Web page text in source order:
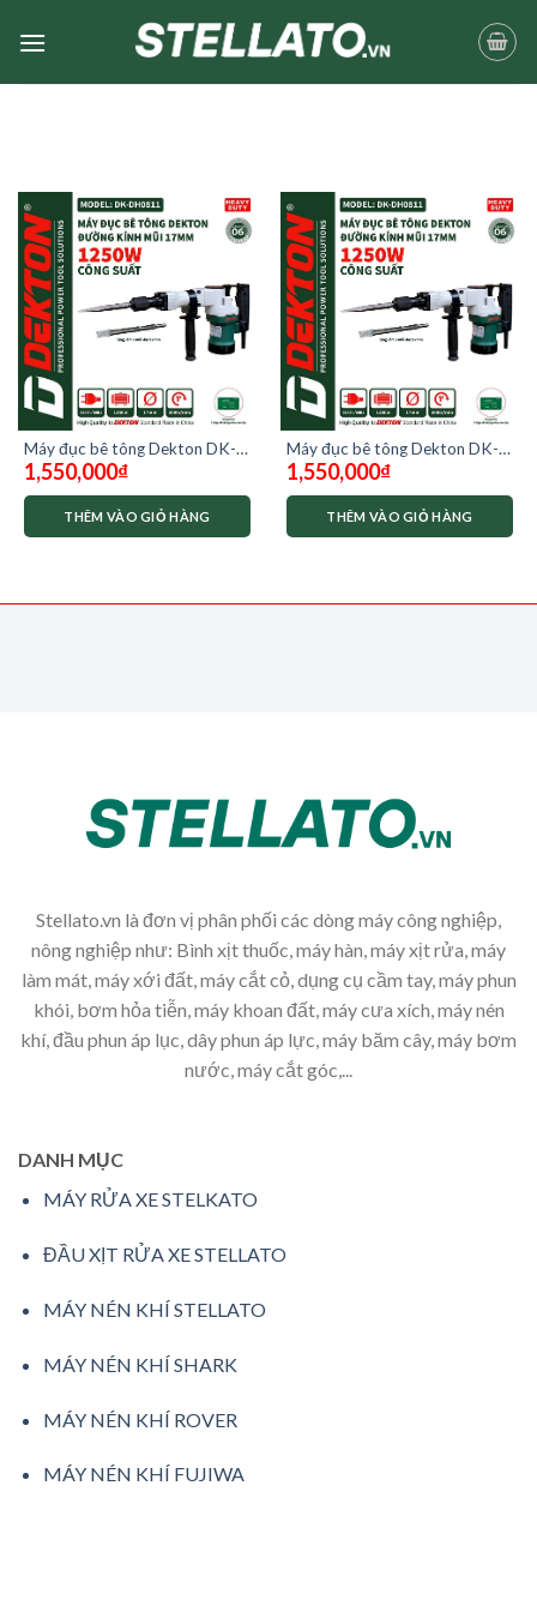
Máy đục bê tông Dekton DK-
DH0811
1,550,000₫
THÊM VÀO GIỎ HÀNG
Máy đục bê tông Dekton DK-
DH0811
1,550,000₫
THÊM VÀO GIỎ HÀNG
Stellato.vn là đơn vị phân phối các dòng máy công nghiệp,
nông nghiệp như: Bình xịt thuốc, máy hàn, máy xịt rửa, máy
làm mát, máy xới đất, máy cắt cỏ, dụng cụ cầm tay, máy phun
khói, bơm hỏa tiễn, máy khoan đất, máy cưa xích, máy nén
khí, đầu phun áp lục, dây phun áp lực, máy băm cây, máy bơm
nước, máy cắt góc,...
DANH MỤC
MÁY RỬA XE STELKATO
ĐẦU XỊT RỬA XE STELLATO
MÁY NÉN KHÍ STELLATO
MÁY NÉN KHÍ SHARK
MÁY NÉN KHÍ ROVER
MÁY NÉN KHÍ FUJIWA